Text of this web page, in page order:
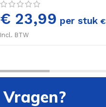
€ 23,99 per stuk €
Incl. BTW
Vragen?